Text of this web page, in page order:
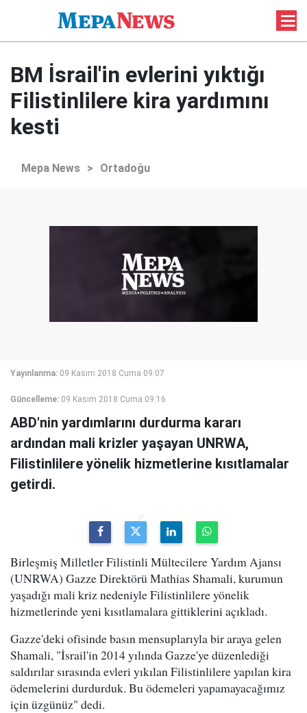
BM İsrail'in evlerini yıktığı
Filistinlilere kira yardımını
kesti
Mepa News > Ortadoğu
Yayınlanma: 09 Kasım 2018 Cuma 09:07
Güncelleme: 09 Kasım 2018 Cuma 09:16
ABD'nin yardımlarını durdurma kararı
ardından mali krizler yaşayan UNRWA,
Filistinlilere yönelik hizmetlerine kısıtlamalar
getirdi.
Birleşmiş Milletler Filistinli Mültecilere Yardım Ajansı
(UNRWA) Gazze Direktörü Mathias Shamali, kurumun
yaşadığı mali kriz nedeniyle Filistinlilere yönelik
hizmetlerinde yeni kısıtlamalara gittiklerini açıkladı.
Gazze'deki ofisinde basın mensuplarıyla bir araya gelen
Shamali, "İsrail'in 2014 yılında Gazze'ye düzenlediği
saldırılar sırasında evleri yıkılan Filistinlilere yapılan kira
ödemelerini durdurduk. Bu ödemeleri yapamayacağımız
için üzgünüz" dedi.